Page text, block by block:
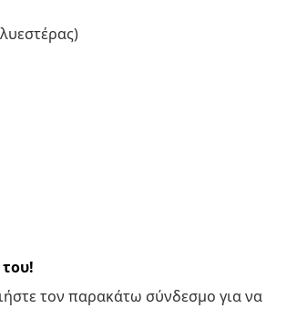
τον παρακάτω σύνδεσμο για να